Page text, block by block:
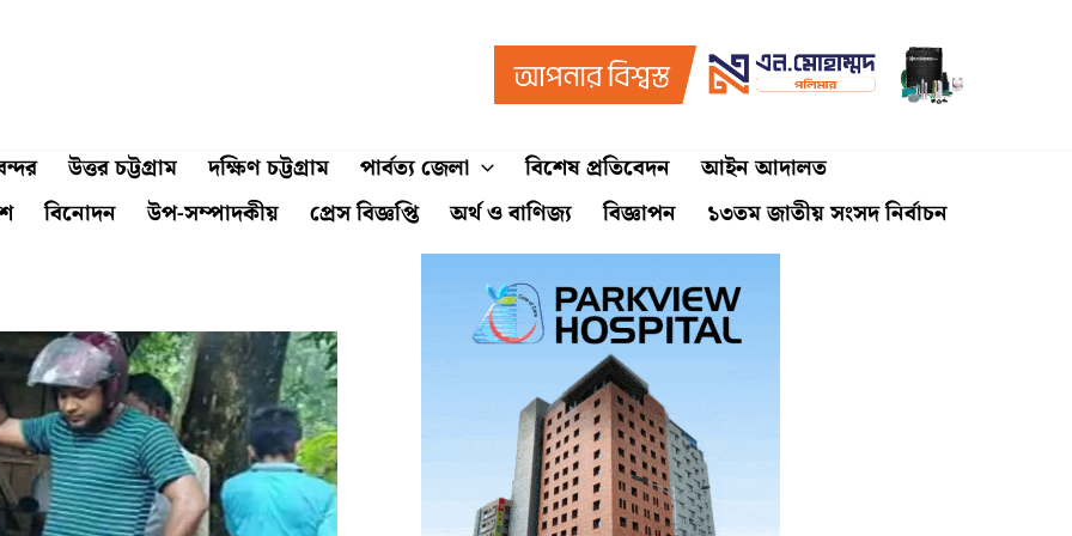
উত্তর চট্টগ্রাম দক্ষিণ চট্টগ্রাম পার্বত্য জেলা বিশেষ প্রতিবেদন
আইন আদালত
বিনোদন উপ-সম্পাদকীয় প্রেস বিজ্ঞপ্তি অর্থ ও বাণিজ্য বিজ্ঞাপন ১৩তম জাতীয় সংসদ নির্বাচন